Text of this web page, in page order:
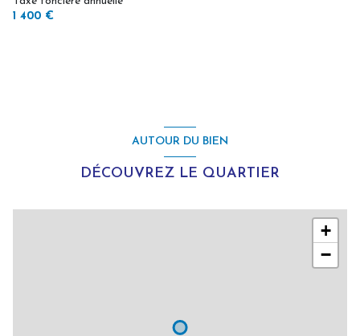
1 400 €
AUTOUR DU BIEN
DÉCOUVREZ LE QUARTIER
+
−